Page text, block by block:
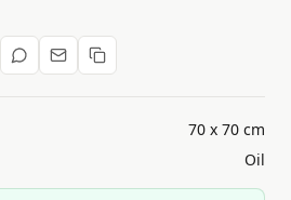
70 x 70 cm
Oil